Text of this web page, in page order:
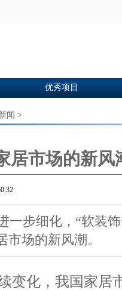
优秀项目
闻 >
居市场的新风
一步细化，“软装
场的新风潮。
化，我国家居